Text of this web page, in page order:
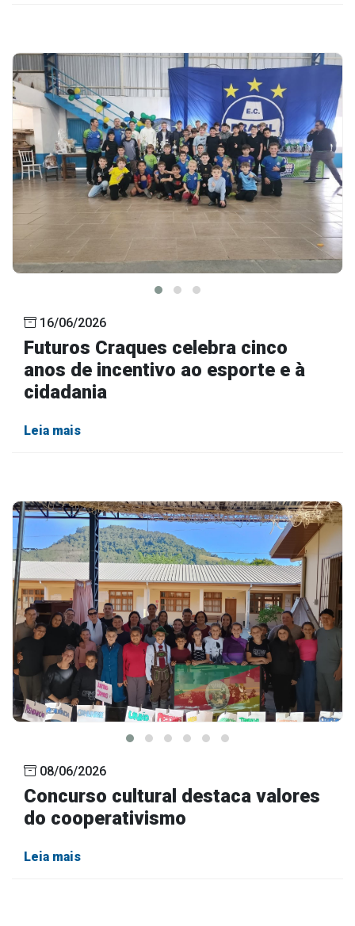
16/06/2026
Futuros Craques celebra cinco
anos de incentivo ao esporte e à
cidadania
Leia mais
08/06/2026
Concurso cultural destaca valores
do cooperativismo
Leia mais